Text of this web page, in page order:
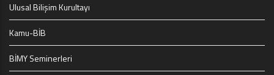
Ulusal Bilişim Kurultayı
Kamu-BİB
BİMY Seminerleri